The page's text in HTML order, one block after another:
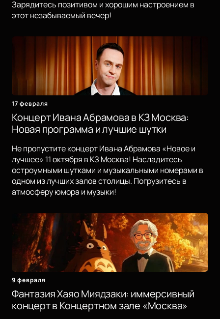
Зарядитесь позитивом и хорошим настроением в
этот незабываемый вечер!
17 февраля
Концерт Ивана Абрамова в КЗ Москва:
Новая программа и лучшие шутки
Не пропустите концерт Ивана Абрамова «Новое и
лучшее» 11 октября в КЗ Москва! Насладитесь
остроумными шутками и музыкальными номерами в
одном из лучших залов столицы. Погрузитесь в
атмосферу юмора и музыки!
9 февраля
Фантазия Хаяо Миядзаки: иммерсивный
концерт в Концертном зале «Москва»